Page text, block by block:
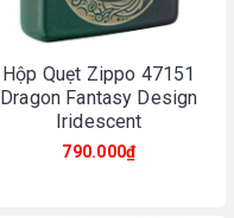
Hộp Quẹt Zippo 47151
Dragon Fantasy Design
Iridescent
790.000₫